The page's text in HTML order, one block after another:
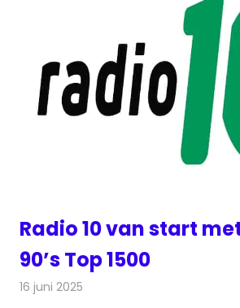
Radio 10 van start
90’s Top 1500
16 juni 2025